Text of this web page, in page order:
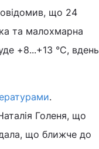
що 24
та малохмарна
+8...+13 °С, вдень
.
Голеня, що
що ближче до